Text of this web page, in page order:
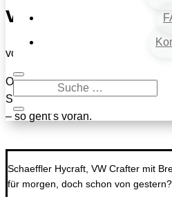
voran
von
Ohne Komponenten-Hersteller
Spitzentechnik. Experten-Report
– so geht’s voran.
Schaeffler Hycraft, VW Crafter mit
für morgen, doch schon von gestern?